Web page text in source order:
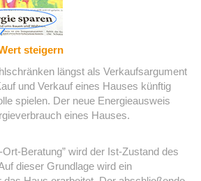
steigern
längst als Verkaufsargument
und Verkauf eines Hauses künftig
spielen. Der neue Energieausweis
eines Hauses.
Beratung” wird der Ist-Zustand des
dieser Grundlage wird ein